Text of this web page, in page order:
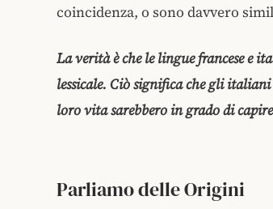
coincidenza, o sono davvero
La verità è che le lingue francese
lessicale. Ciò significa che gli
loro vita sarebbero in grado di
Parliamo delle Origini